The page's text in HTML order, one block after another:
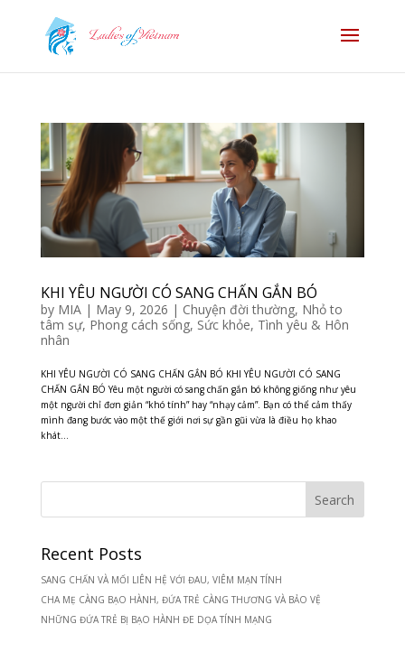
KHI YÊU NGƯỜI CÓ SANG CHẤN GẮN BÓ
by MIA| May 9, 2026 | Chuyện đời thường, Nhỏ to
tâm sự, Phong cách sống, Sức khỏe, Tình yêu & Hôn
nhân
KHI YÊU NGƯỜI CÓ SANG CHẤN GẮN BÓ KHI YÊU NGƯỜI CÓ SANG
CHẤN GẮN BÓ Yêu một người có sang chấn gắn bó không giống như yêu
một người chỉ đơn giản “khó tính” hay “nhạy cảm”. Bạn có thể cảm thấy
mình đang bước vào một thế giới nơi sự gần gũi vừa là điều họ khao
khát...
Recent Posts
SANG CHẤN VÀ MỐI LIÊN HỆ VỚI ĐAU, VIÊM MẠN TÍNH
CHA MẸ CÀNG BẠO HÀNH, ĐỨA TRẺ CÀNG THƯƠNG VÀ BẢO VỆ
NHỮNG ĐỨA TRẺ BỊ BẠO HÀNH ĐE DỌA TÍNH MẠNG